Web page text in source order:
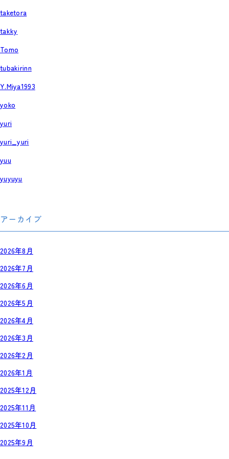
taketora
takky
Tomo
tubakirinn
Y.Miya1993
yoko
yuri
yuri_yuri
yuu
yuyuyu
アーカイブ
2026年8月
2026年7月
2026年6月
2026年5月
2026年4月
2026年3月
2026年2月
2026年1月
2025年12月
2025年11月
2025年10月
2025年9月